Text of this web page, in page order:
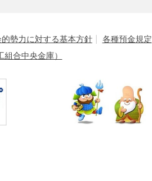
的勢力に対する基本方針 各種預金規定
合中央金庫）